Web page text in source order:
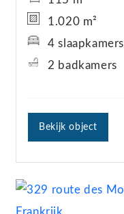
1.020 m²
4 slaapkamers
2 badkamers
Bekijk object